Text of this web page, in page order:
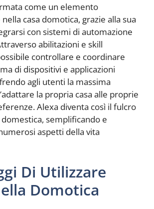
come un elemento
casa domotica, grazie alla sua
con sistemi di automazione
abilitazioni e skill
controllare e coordinare
di dispositivi e applicazioni
agli utenti la massima
la propria casa alle proprie
Alexa diventa così il fulcro
semplificando e
aspetti della vita
Di Utilizzare
Domotica